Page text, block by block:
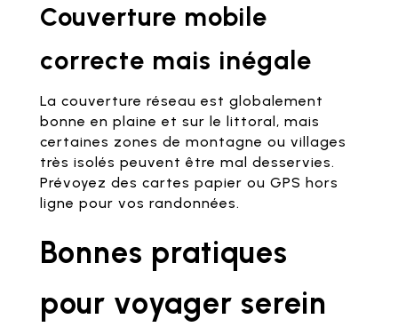
Couverture mobile
correcte mais inégale
La couverture réseau est globalement
bonne en plaine et sur le littoral, mais
certaines zones de montagne ou villages
très isolés peuvent être mal desservies.
Prévoyez des cartes papier ou GPS hors
ligne pour vos randonnées.
Bonnes pratiques
pour voyager serein